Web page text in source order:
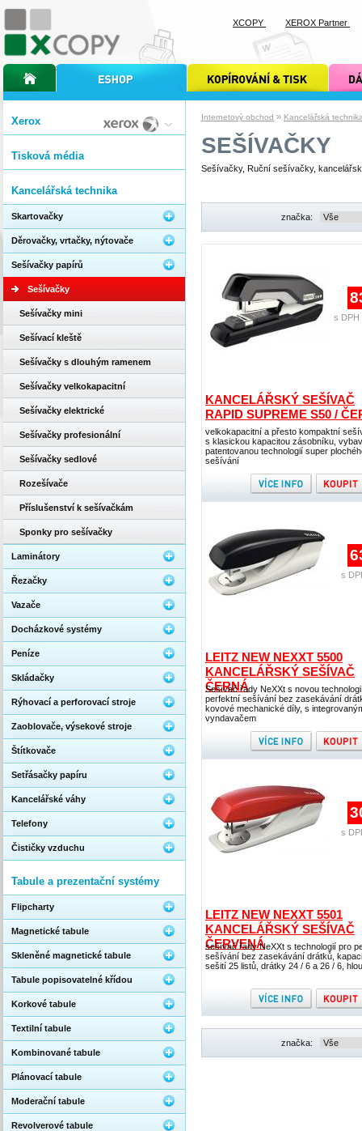
Internetový obchod » Kancelářská
SEŠÍVAČKY
Sešívačky, Ruční sešívačky,
značka:
KANCELÁŘSKÝ SEŠÍVAČ
RAPID SUPREME S50 /
velkokapacitní a přesto kompaktní
s klasickou kapacitou zásobníku,
patentovanou technologií super
sešívání
s DPH
LEITZ NEW NEXXT 5500
KANCELÁŘSKÝ SEŠÍVAČ
ČERNÁ
Sešívač řady NeXXt s novou
perfektní sešívání bez zasekávání
kovové mechanické díly, s
vyndavačem
s
LEITZ NEW NEXXT 5501
KANCELÁŘSKÝ SEŠÍVAČ
ČERVENÁ
sešívač řady NeXXt s technologií pro
sešívání bez zasekávání drátků,
sešití 25 listů, drátky 24 / 6 a 26 / 6,
s
značka:
Xerox
Tisková média
Kancelářská technika
Skartovačky
Děrovačky, vrtačky, nýtovače
Sešívačky papírů
Sešívačky
Sešívačky mini
Sešívací kleště
Sešívačky s dlouhým ramenem
Sešívačky velkokapacitní
Sešívačky elektrické
Sešívačky profesionální
Sešívačky sedlové
Rozešívače
Příslušenství k sešívačkám
Sponky pro sešívačky
Laminátory
Řezačky
Vazače
Docházkové systémy
Peníze
Skládačky
Rýhovací a perforovací stroje
Zaoblovače, výsekové stroje
Štítkovače
Setřásačky papíru
Kancelářské váhy
Telefony
Čističky vzduchu
Tabule a prezentační systémy
Flipcharty
Magnetické tabule
Skleněné magnetické tabule
Tabule popisovatelné křídou
Korkové tabule
Textilní tabule
Kombinované tabule
Plánovací tabule
Moderační tabule
Revolverové tabule
úvodní stránka xcopyinternetový obchod xcopy kopírování a tisk xcopy dárkové
XCOPY XEROX Partner